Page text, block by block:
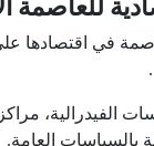
في اقتصادها
الفيدرالية،
بالسياسات العامة.